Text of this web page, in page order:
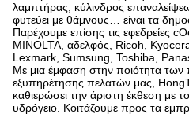
λαμπτήρας, κύλινδρος
φυτεύει με θάμνους… είναι τα
Παρέχουμε επίσης τις εφεδρείες
MINOLTA, αδελφός, Ricoh,
Lexmark, Sumsung, Toshiba,
Με μια έμφαση στην ποιότητα των
εξυπηρέτησης πελατών μας,
καθιερώσει την άριστη έκθεση με
υδρόγειο. Κοιτάζουμε προς τα